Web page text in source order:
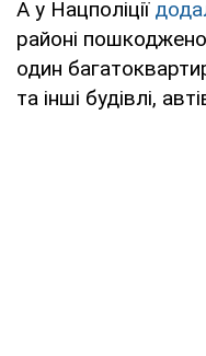
А у Нацполіції
районі
один
та інші будівлі,